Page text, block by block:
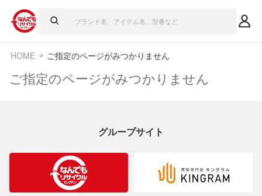
HOME ご指定のページがみつかりません
ご指定のページがみつかりません
グループサイト